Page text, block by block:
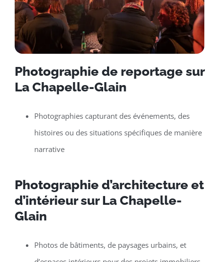
Photographie de reportage sur
La Chapelle-Glain
Photographies capturant des événements, des
histoires ou des situations spécifiques de manière
narrative
Photographie d’architecture et
d’intérieur sur La Chapelle-
Glain
Photos de bâtiments, de paysages urbains, et